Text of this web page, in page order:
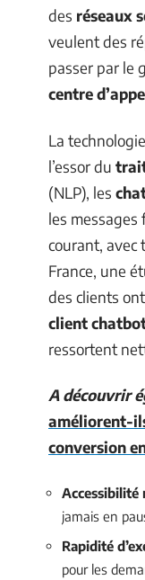
des réseaux
veulent des
passer par le
centre
La
l’essor du
(NLP), les
les
courant, avec
France, une
des clients
client
ressortent
A découvrir
améliorent-
conversion
Accessibilité
jamais en
Rapidité
pour les